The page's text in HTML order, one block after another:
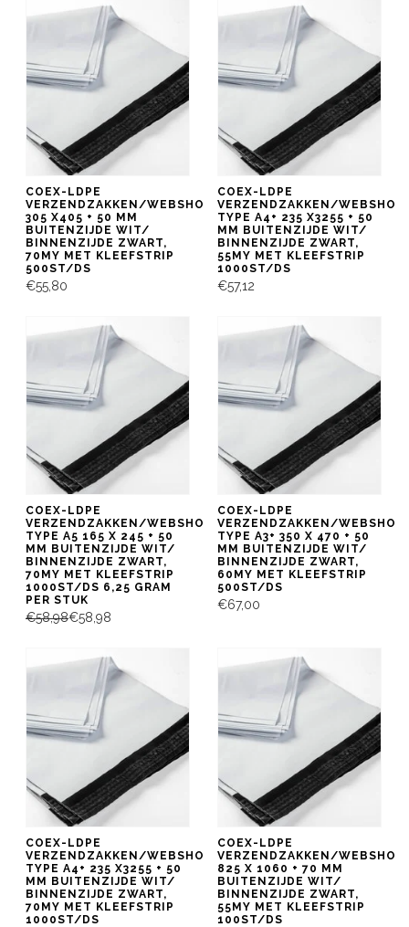
COEX-LDPE
VERZENDZAKKEN/WEBSHOPBAG
305 X405 + 50 MM
BUITENZIJDE WIT/
BINNENZIJDE ZWART,
70MY MET KLEEFSTRIP
500ST/DS
€55,80
COEX-LDPE
VERZENDZAKKEN/
TYPE A4+ 235 X3255 + 50
MM BUITENZIJDE WIT/
BINNENZIJDE ZWART,
55MY MET KLEEFSTRIP
1000ST/DS
€57,12
COEX-LDPE
VERZENDZAKKEN/WEBSHOPBAG
TYPE A5 165 X 245 + 50
MM BUITENZIJDE WIT/
BINNENZIJDE ZWART,
70MY MET KLEEFSTRIP
1000ST/DS 6,25 GRAM
PER STUK
€58,98€58,98
COEX-LDPE
VERZENDZAKKEN/
TYPE A3+ 350 X 470 + 50
MM BUITENZIJDE WIT/
BINNENZIJDE ZWART,
60MY MET KLEEFSTRIP
500ST/DS
€67,00
COEX-LDPE
VERZENDZAKKEN/WEBSHOPBAG
TYPE A4+ 235 X3255 + 50
MM BUITENZIJDE WIT/
BINNENZIJDE ZWART,
70MY MET KLEEFSTRIP
1000ST/DS
COEX-LDPE
VERZENDZAKKEN/
825 X 1060 + 70 MM
BUITENZIJDE WIT/
BINNENZIJDE ZWART,
55MY MET KLEEFSTRIP
100ST/DS